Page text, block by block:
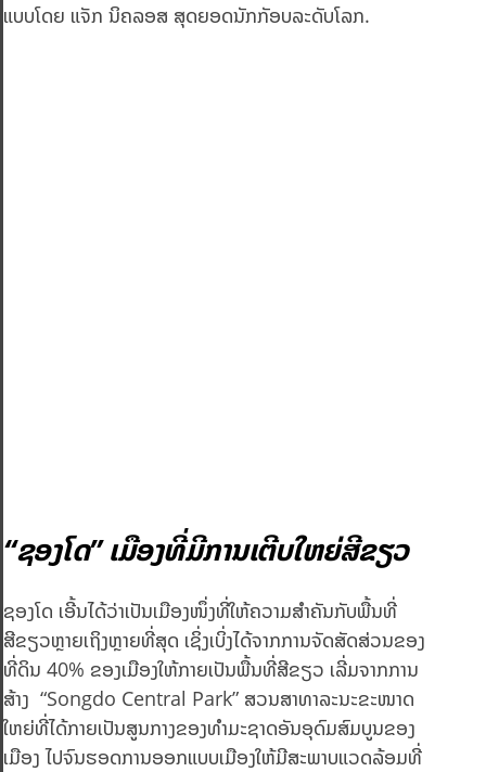
ແບບໂດຍ ແຈັກ ນິຄລອສ ສຸດຍອດນັກກັອບລະດັບໂລກ.
“ຊອງໂດ” ເມືອງທີ່ມີການເຕີບໃຫຍ່ສີຂຽວ
ຊອງໂດ ເອີ້ນໄດ້ວ່າເປັນເມືອງໜຶ່ງທີ່ໃຫ້ຄວາມສຳຄັນກັບພື້ນທີ່
ສີຂຽວຫຼາຍເຖິງຫຼາຍທີ່ສຸດ ເຊິ່ງເບິ່ງໄດ້ຈາກການຈັດສັດສ່ວນຂອງ
ທີ່ດິນ 40% ຂອງເມືອງໃຫ້ກາຍເປັນພື້ນທີ່ສີຂຽວ ເລີ່ມຈາກການ
ສ້າງ “Songdo Central Park” ສວນສາທາລະນະຂະໜາດ
ໃຫຍ່ທີ່ໄດ້ກາຍເປັນສູນກາງຂອງທຳມະຊາດອັນອຸດົມສົມບູນຂອງ
ເມືອງ ໄປຈົນຮອດການອອກແບບເມືອງໃຫ້ມີສະພາບແວດລ້ອມທີ່